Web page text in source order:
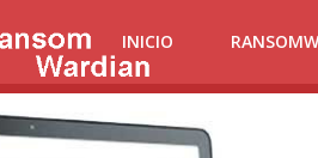
INICIO